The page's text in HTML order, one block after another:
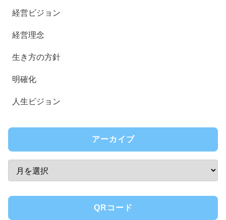
経営ビジョン
経営理念
生き方の方針
明確化
人生ビジョン
アーカイブ
QRコード